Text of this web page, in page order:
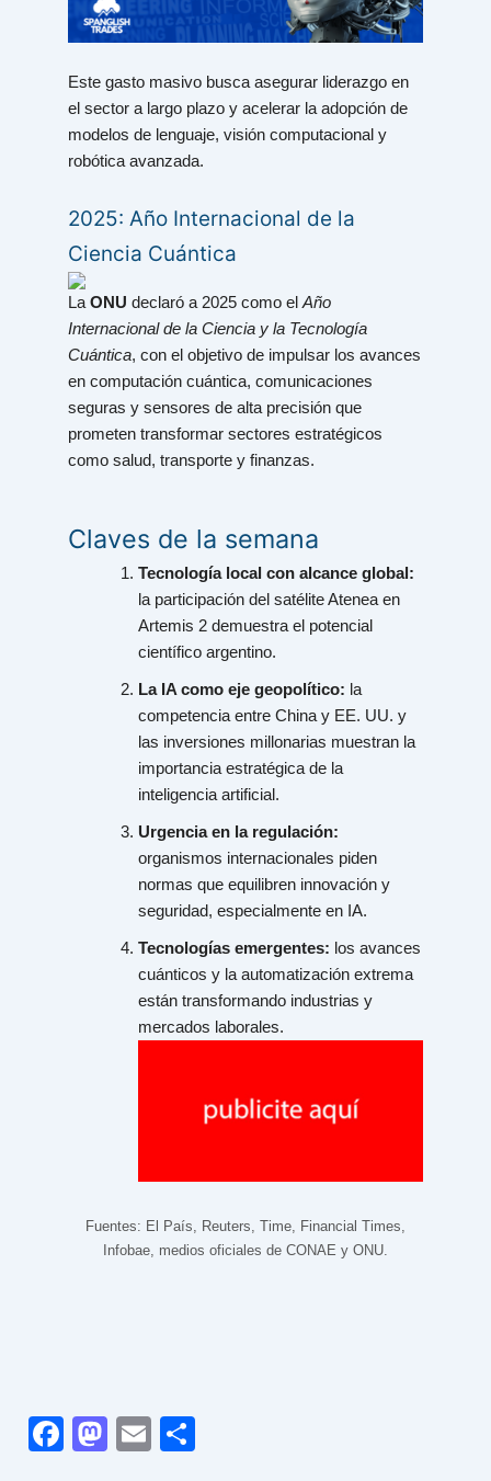
Este gasto masivo busca asegurar liderazgo en
el sector a largo plazo y acelerar la adopción de
modelos de lenguaje, visión computacional y
robótica avanzada.
2025: Año Internacional de la
Ciencia Cuántica
LaONU declaró a 2025 como elAño
Internacional de la Ciencia y la Tecnología
Cuántica, con el objetivo de impulsar los avances
en computación cuántica, comunicaciones
seguras y sensores de alta precisión que
prometen transformar sectores estratégicos
como salud, transporte y finanzas.
Claves de la semana
Tecnología local con alcance global:
la participación del satélite Atenea en
Artemis 2 demuestra el potencial
científico argentino.
La IA como eje geopolítico: la
competencia entre China y EE. UU. y
las inversiones millonarias muestran la
importancia estratégica de la
inteligencia artificial.
Urgencia en la regulación:
organismos internacionales piden
normas que equilibren innovación y
seguridad, especialmente en IA.
Tecnologías emergentes: los avances
cuánticos y la automatización extrema
están transformando industrias y
mercados laborales.
Fuentes: El País, Reuters, Time, Financial Times,
Infobae, medios oficiales de CONAE y ONU.
F
M E